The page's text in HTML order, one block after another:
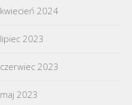
kwiecień 2024
lipiec 2023
czerwiec 2023
maj 2023